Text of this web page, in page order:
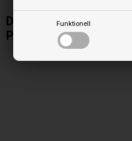
Funktionell
Display mit 6 tasten
Pelletofen